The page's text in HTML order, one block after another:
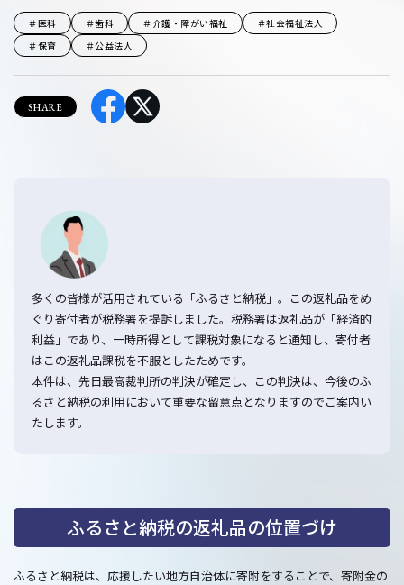
MyKomon
＃医科 ＃歯科 ＃介護・障がい福祉
＃社会福祉法人
＃保育
＃公益法人
SHARE
多くの皆様が活用されている「ふるさと納税」。この返礼品をめ
ぐり寄付者が税務署を提訴しました。税務署は返礼品が「経済的
利益」であり、一時所得として課税対象になると通知し、寄付者
はこの返礼品課税を不服としたためです。
本件は、先日最高裁判所の判決が確定し、この判決は、今後のふ
るさと納税の利用において重要な留意点となりますのでご案内い
たします。
ふるさと納税の返礼品の位置づけ
ふるさと納税は、応援したい地方自治体に寄附をすることで、寄附金の